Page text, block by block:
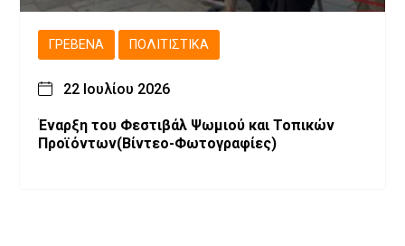
ΓΡΕΒΕΝΆ ΠΟΛΙΤΙΣΤΙΚΆ
22 Ιουλίου 2026
Έναρξη του Φεστιβάλ Ψωμιού και Τοπικών
Προϊόντων(Βίντεο-Φωτογραφίες)